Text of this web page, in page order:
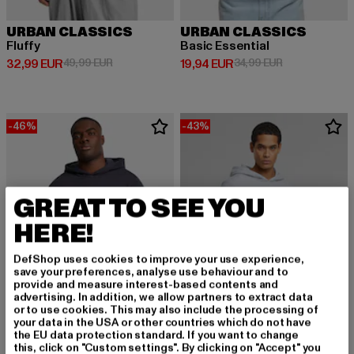
URBAN CLASSICS
Fluffy
32,99 EUR
Derzeitiger Preis: 32,99 EUR
49,99 EURAktionspreis: 49,99 EUR
URBAN CLASSICS
Basic Essential
19,94 EUR
Derzeitiger Preis: 19,94 EUR
34,99 EURAktionspreis:
-46%
URBAN CLASSICS
-43%
URBAN CLASSICS
GREAT TO SEE YOU
HERE!
DefShop uses cookies to improve your use experience,
save your preferences, analyse use behaviour and to
provide and measure interest-based contents and
advertising. In addition, we allow partners to extract data
or to use cookies. This may also include the processing of
your data in the USA or other countries which do not have
the EU data protection standard. If you want to change
this, click on "Custom settings". By clicking on "Accept" you